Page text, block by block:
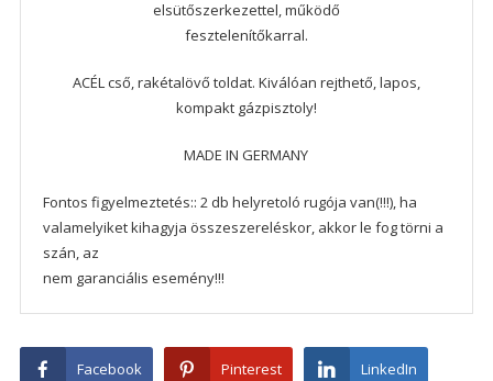
elsütőszerkezettel, működő
fesztelenítőkarral.
ACÉL cső, rakétalövő toldat. Kiválóan rejthető, lapos,
kompakt gázpisztoly!
MADE IN GERMANY
Fontos figyelmeztetés:: 2 db helyretoló rugója van(!!!), ha
valamelyiket kihagyja összeszereléskor, akkor le fog törni a
szán, az
nem garanciális esemény!!!
Facebook Pinterest LinkedIn